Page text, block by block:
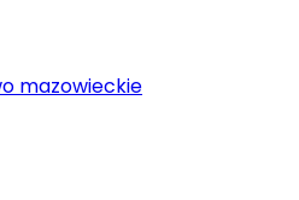
mazowieckie